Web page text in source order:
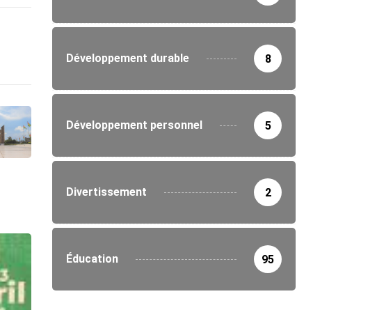
Développement durable 8
Développement personnel 5
Divertissement 2
Éducation 95